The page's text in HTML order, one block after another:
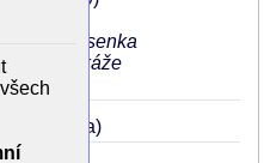
podprsenka
hezky ukáže
(Kristýna)